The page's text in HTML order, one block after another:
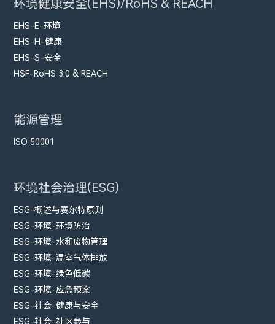
环境健康安全(EHS)/RoHS & REACH
EHS-E-环境
EHS-H-健康
EHS-S-安全
HSF-RoHS 3.0 & REACH
能源管理
ISO 50001
环境社会治理(ESG)
ESG-概述与赛尔特原则
ESG-环境-环境防治
ESG-环境-水和废物管理
ESG-环境-温室气体排放
ESG-环境-绿色低碳
ESG-环境-应急预案
ESG-社会-健康与安全
ESG-社会-社区参与